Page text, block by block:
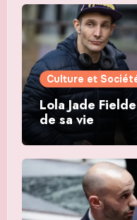
Culture et
Lola Jade
de sa vie